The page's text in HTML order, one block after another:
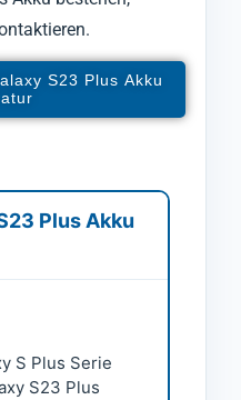
S23 Plus Akku
Plus Akku
S Plus Serie
S23 Plus